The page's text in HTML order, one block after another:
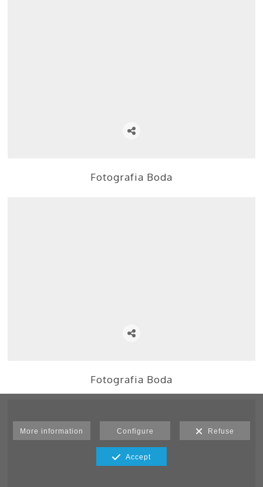
Fotografia Boda
Fotografia Boda
More information Configure Refuse
Accept